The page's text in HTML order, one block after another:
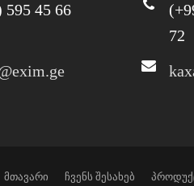
595 45 66
72
მთავარი ჩვენს შესახებ